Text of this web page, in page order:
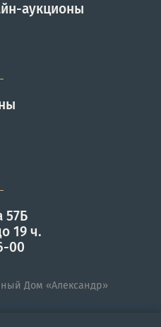
аукционы
57Б
19 ч.
00
Дом «Александр»